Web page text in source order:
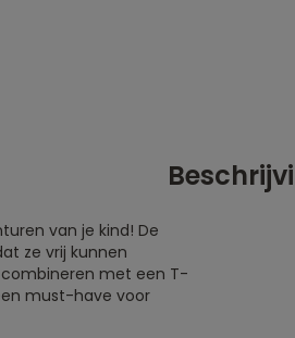
van je kind! De
ze vrij kunnen
combineren met een T-
must-have voor